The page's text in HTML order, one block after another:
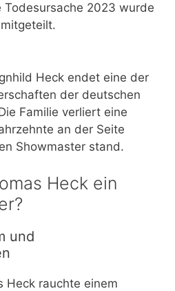
Todesursache 2023 wurde
Heck endet eine der
der deutschen
Familie verliert eine
an der Seite
Showmaster stand.
Heck ein
und
Heck rauchte einem